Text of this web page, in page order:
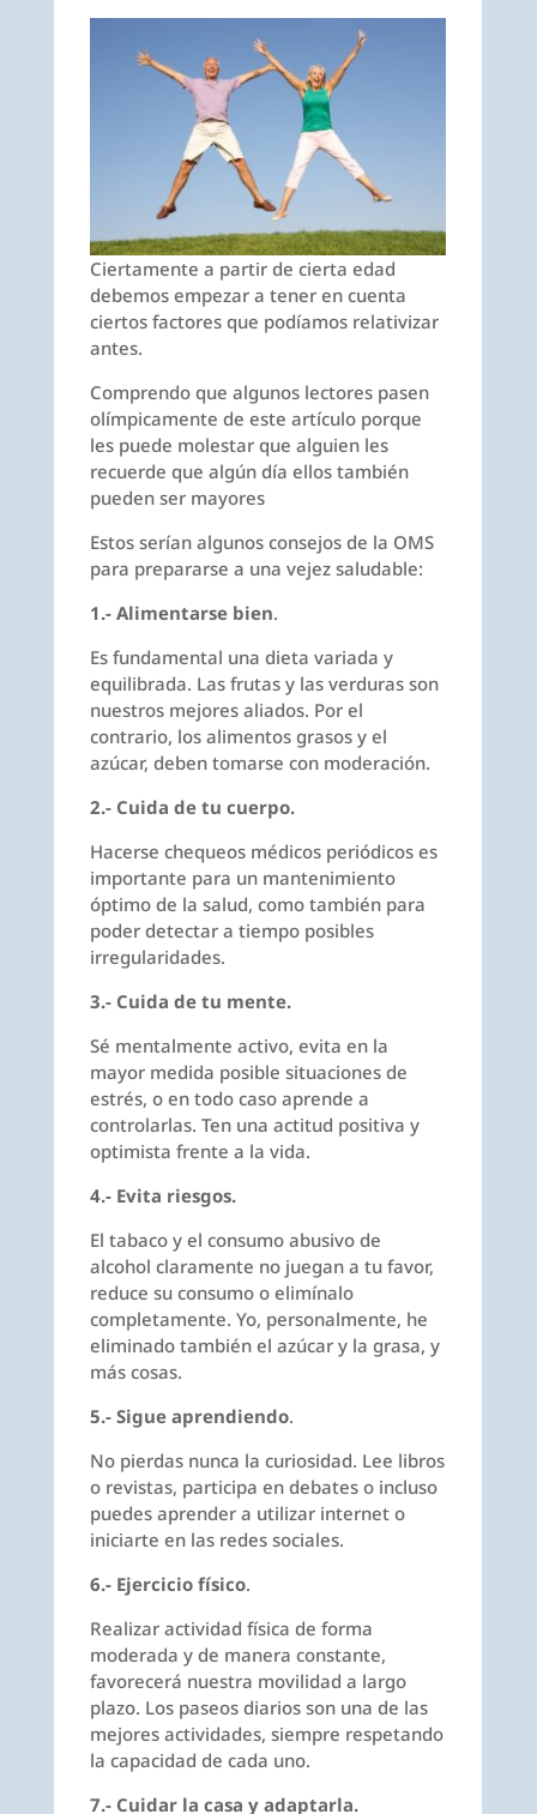
Ciertamente a partir de cierta edad
debemos empezar a tener en cuenta
ciertos factores que podíamos relativizar
antes.
Comprendo que algunos lectores pasen
olímpicamente de este artículo porque
les puede molestar que alguien les
recuerde que algún día ellos también
pueden ser mayores
Estos serían algunos consejos de la OMS
para prepararse a una vejez saludable:
1.- Alimentarse bien.
Es fundamental una dieta variada y
equilibrada. Las frutas y las verduras son
nuestros mejores aliados. Por el
contrario, los alimentos grasos y el
azúcar, deben tomarse con moderación.
2.- Cuida de tu cuerpo.
Hacerse chequeos médicos periódicos es
importante para un mantenimiento
óptimo de la salud, como también para
poder detectar a tiempo posibles
irregularidades.
3.- Cuida de tu mente.
Sé mentalmente activo, evita en la
mayor medida posible situaciones de
estrés, o en todo caso aprende a
controlarlas. Ten una actitud positiva y
optimista frente a la vida.
4.- Evita riesgos.
El tabaco y el consumo abusivo de
alcohol claramente no juegan a tu favor,
reduce su consumo o elimínalo
completamente. Yo, personalmente, he
eliminado también el azúcar y la grasa, y
más cosas.
5.- Sigue aprendiendo.
No pierdas nunca la curiosidad. Lee libros
o revistas, participa en debates o incluso
puedes aprender a utilizar internet o
iniciarte en las redes sociales.
6.- Ejercicio físico.
Realizar actividad física de forma
moderada y de manera constante,
favorecerá nuestra movilidad a largo
plazo. Los paseos diarios son una de las
mejores actividades, siempre respetando
la capacidad de cada uno.
7.- Cuidar la casa y adaptarla.